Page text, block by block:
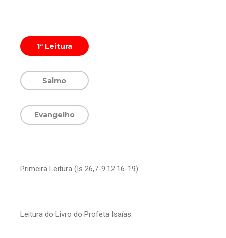
1ª Leitura
Salmo
Evangelho
Primeira Leitura (Is 26,7-9.12.16-19)
Leitura do Livro do Profeta Isaías.